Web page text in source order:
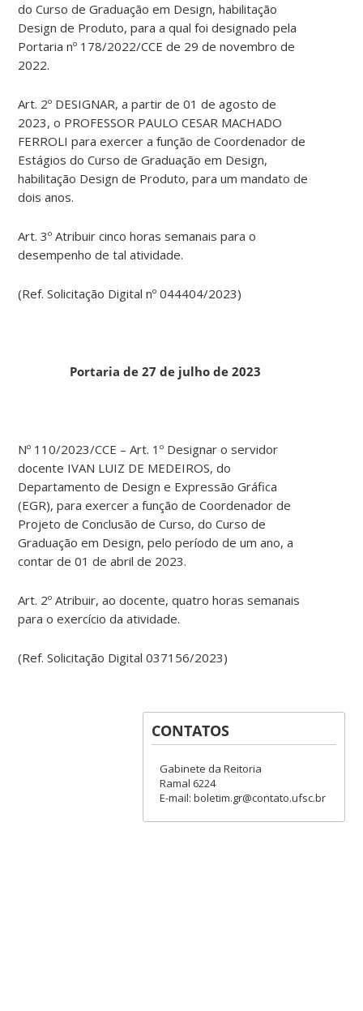
do Curso de Graduação em Design, habilitação
Design de Produto, para a qual foi designado pela
Portaria nº 178/2022/CCE de 29 de novembro de
2022.
Art. 2º DESIGNAR, a partir de 01 de agosto de
2023, o PROFESSOR PAULO CESAR MACHADO
FERROLI para exercer a função de Coordenador de
Estágios do Curso de Graduação em Design,
habilitação Design de Produto, para um mandato de
dois anos.
Art. 3º Atribuir cinco horas semanais para o
desempenho de tal atividade.
(Ref. Solicitação Digital nº 044404/2023)
Portaria de 27 de julho de 2023
Nº 110/2023/CCE – Art. 1º Designar o servidor
docente IVAN LUIZ DE MEDEIROS, do
Departamento de Design e Expressão Gráfica
(EGR), para exercer a função de Coordenador de
Projeto de Conclusão de Curso, do Curso de
Graduação em Design, pelo período de um ano, a
contar de 01 de abril de 2023.
Art. 2º Atribuir, ao docente, quatro horas semanais
para o exercício da atividade.
(Ref. Solicitação Digital 037156/2023)
CONTATOS
Gabinete da Reitoria
Ramal 6224
E-mail: boletim.gr@contato.ufsc.br